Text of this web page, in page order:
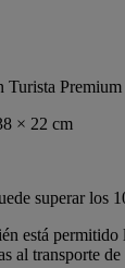
Turista
× 22 cm
superar los
está
al transporte